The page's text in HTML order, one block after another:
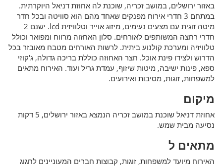
באזור ירושלים, במושב זכריה, שוכנת לה אחוזת דניאל היוקרתית.
במתחם 3 חדרי אירוח מפנקים שאחד מהם הוא סוויטה ובכל חדר
מיטה זוגית עם מצעים נעימים, מיזוג אוייר וטלוויזית lcd. ישנם 2
חדרי רחצה המשותפים לאורחים. סלון האחזוה מרווח ומפואר וכולל
טלוויזיה ומערכת קולנוע ביתית. לרשות האורחים מטבח מאובזר בכל
הדרוש ולצידו פינת אוכל. חצר האחוזה כוללת בריכה גדולה, ג'קוזי
ספא, פינות ישיבה, מיטות שיזוף, עמדת גריל ועוד. האירוח מתאים
למשפחות, זוגות, מסיבות ואירועים.
מיקום
אחוזת דניאל שוכנת במושב זכריה הנמצא באזור ירושלים, 5 דקות
נסיעה מבית שמש.
מתאים ל
האירוח מיועד למשפחות, זוגות, קבוצות חברים המעוניינים לחגוג